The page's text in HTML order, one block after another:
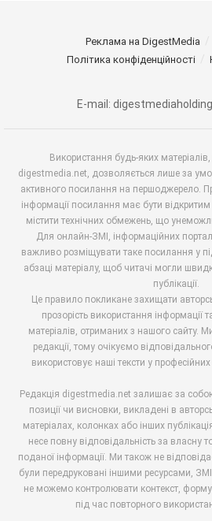
Реклама на DigestMedia
Політика конфіденційності
E-mail:
Використання будь-яких
digestmedia.net, дозволяється лише за
активного посилання на першоджерело.
інформації посилання має бути
містити технічних обмежень, що
Для онлайн-ЗМІ, інформаційних
важливо розміщувати таке посилання у
абзаці матеріалу, щоб читачі могли
публікації.
Це правило покликане захищати
прозорість використання інформації
матеріалів, отриманих з нашого сайту.
редакції, тому очікуємо
використовує наші тексти у
Редакція digestmedia.net залишає за
позиції чи висновки, викладені в
матеріалах, колонках або інших
несе повну відповідальність за власну
поданої інформації. Ми також не
були передруковані іншими ресурсами,
не можемо контролювати контекст, форму
під час повторного